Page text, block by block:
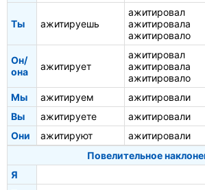
Ты ажитируешь
ажитировал
ажитировала
ажитировало
Он/
она
ажитирует
ажитировал
ажитировала
ажитировало
Мы ажитируем ажитировали
Вы
ажитируете ажитировали
Они
ажитируют ажитировали
Повелительное
Я